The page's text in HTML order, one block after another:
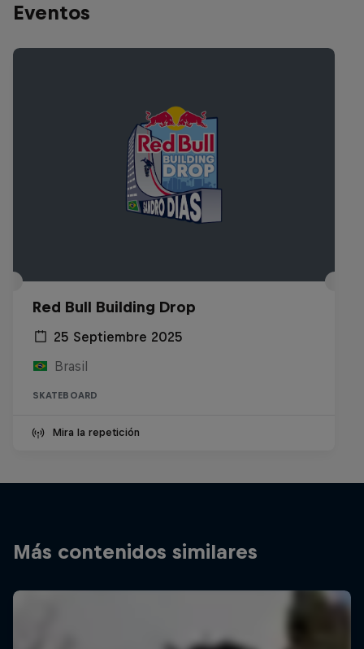
Eventos
Red Bull Building Drop
25 Septiembre 2025
Brasil
SKATEBOARD
Mira la repetición
Más contenidos similares